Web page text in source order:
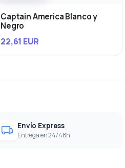
Captain America Blanco y
Negro
22,61 EUR
Envío Express
Entrega en 24/48h